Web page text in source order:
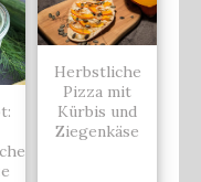
Herbstliche
Pizza mit
Kürbis und
Ziegenkäse